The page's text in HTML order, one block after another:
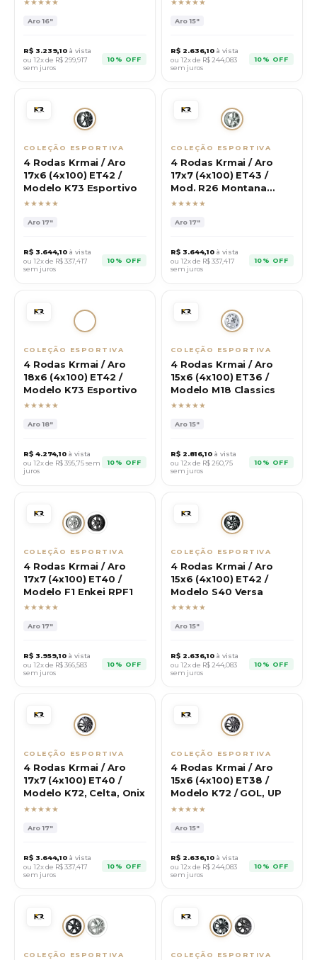
Aro16"
R$ 3.239,10 à vista
ou 12x de R$ 299,917
sem juros
10% OFF
Aro15"
R$ 2.636,10 à vista
ou 12x de R$ 244,083
sem juros
10% OFF
COLEÇÃO ESPORTIVA
4 Rodas Krmai / Aro
17x6 (4x100) ET42 /
Modelo K73 Esportivo
★★★★★
Aro17"
R$ 3.644,10 à vista
ou 12x de R$337,417
sem juros
10% OFF
COLEÇÃO ESPORTIVA
4 Rodas Krmai / Aro
17x7 (4x100) ET43 /
Mod. R26 Montana
Sport
★★★★★
Aro17"
R$ 3.644,10 à vista
ou 12x de R$337,417
sem juros
10% OFF
COLEÇÃO ESPORTIVA
4 Rodas Krmai / Aro
18x6 (4x100) ET42 /
Modelo K73 Esportivo
★★★★★
Aro18"
R$ 4.274,10 à vista
ou 12x de R$395,75sem
juros
10% OFF
COLEÇÃO ESPORTIVA
4 Rodas Krmai / Aro
15x6 (4x100) ET36 /
Modelo M18 Classics
★★★★★
Aro15"
R$ 2.816,10 à vista
ou 12x de R$ 260,75
sem juros
10% OFF
COLEÇÃO ESPORTIVA
4 Rodas Krmai / Aro
17x7 (4x100) ET40 /
Modelo F1 Enkei RPF1
★★★★★
Aro17"
R$ 3.959,10 à vista
ou 12x de R$366,583
sem juros
10% OFF
COLEÇÃO ESPORTIVA
4 Rodas Krmai / Aro
15x6 (4x100) ET42 /
Modelo S40 Versa
★★★★★
Aro15"
R$ 2.636,10 à vista
ou 12x de R$ 244,083
sem juros
10% OFF
COLEÇÃO ESPORTIVA
4 Rodas Krmai / Aro
17x7 (4x100) ET40 /
Modelo K72, Celta, Onix
★★★★★
Aro17"
R$ 3.644,10 à vista
ou 12x de R$337,417
sem juros
10% OFF
COLEÇÃO ESPORTIVA
4 Rodas Krmai / Aro
15x6 (4x100) ET38 /
Modelo K72 / GOL, UP
★★★★★
Aro15"
R$ 2.636,10 à vista
ou 12x de R$ 244,083
sem juros
10% OFF
COLEÇÃO ESPORTIVA COLEÇÃO ESPORTIVA